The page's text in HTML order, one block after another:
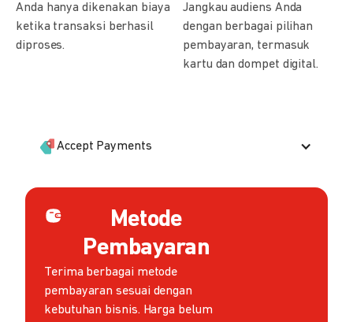
Anda hanya dikenakan biaya
ketika transaksi berhasil
diproses.
Jangkau audiens Anda
dengan berbagai pilihan
pembayaran, termasuk
kartu dan dompet digital.
Accept Payments
Metode
Pembayaran
Terima berbagai metode
pembayaran sesuai dengan
kebutuhan bisnis. Harga belum